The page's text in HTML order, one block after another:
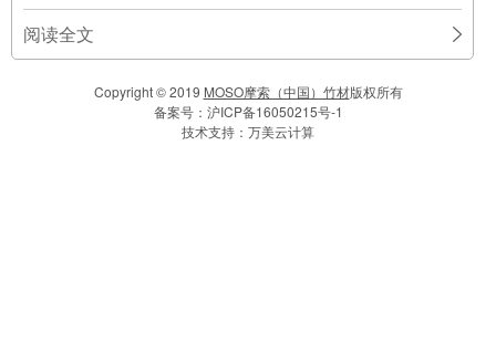
阅读全文
Copyright © 2019 MOSO摩索（中国）竹材版权所有
备案号： 沪ICP备16050215号-1
技术支持： 万美云计算